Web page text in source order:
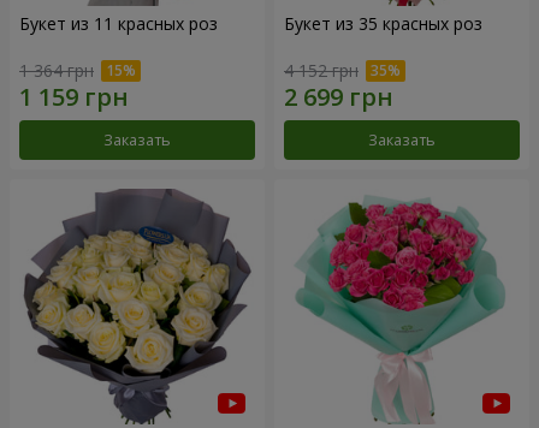
Букет из 11 красных роз
1 364 грн
Заказать
Букет из 35 красных роз
4 152 грн
Заказать